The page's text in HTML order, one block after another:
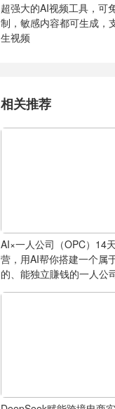
超强大的AI视频工具，可
制，敏感内容都可生成，
生视频
相关推荐
AI×一人公司（OPC）14
营，用AI帮你搭建一个属
的、能独立賺钱的一人公